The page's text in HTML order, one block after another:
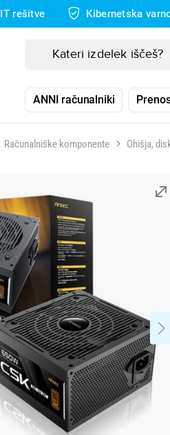
IT rešitve Kibernetska
ANNI računalniki
Računalniške komponente Ohišja,